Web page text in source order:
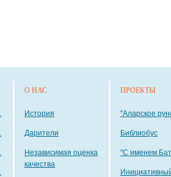
О НАС
История
Дарители
Независимая оценка
качества
ПРОЕКТЫ
"Аларское
Библиобус
"С именем